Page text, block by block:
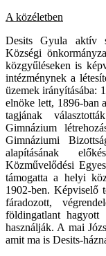
A közéletben
Desits Gyula aktív
Községi
közgyűléseken is
intézménynek a
üzemek irányításába:
elnöke lett, 1896-ban
tagjának
Gimnázium
Gimnáziumi
alapításának
Közművelődési
támogatta a helyi
1902-ben. Képviselő
fáradozott,
földingatlant hagyott
használják. A mai
amit ma is Desits-